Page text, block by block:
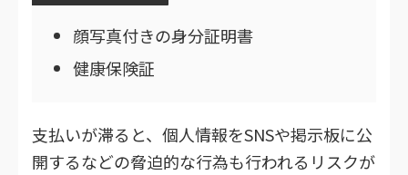
顔写真付きの身分証明書
健康保険証
支払いが滞ると、個人情報をSNSや掲示板に公
開するなどの脅迫的な行為も行われるリスクが